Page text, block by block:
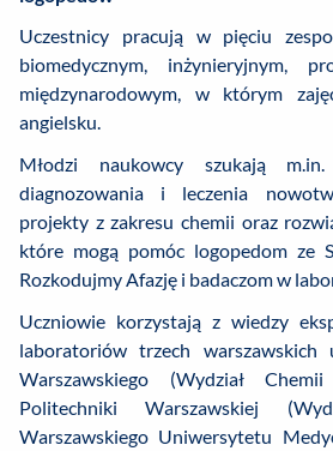
Uczestnicy pracują w pięciu
biomedycznym, inżynieryjnym,
międzynarodowym, w którym
angielsku.
Młodzi naukowcy szukają
diagnozowania i leczenia
projekty z zakresu chemii oraz
które mogą pomóc logopedom ze
Rozkodujmy Afazję i badaczom w
Uczniowie korzystają z wiedzy
laboratoriów trzech warszawskich
Warszawskiego (Wydział
Politechniki Warszawskiej
Warszawskiego Uniwersytetu